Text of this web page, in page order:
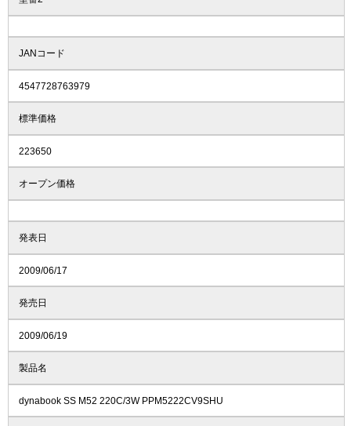
JANコード
4547728763979
標準価格
223650
オープン価格
発表日
2009/06/17
発売日
2009/06/19
製品名
dynabook SS M52 220C/3W PPM5222CV9SHU